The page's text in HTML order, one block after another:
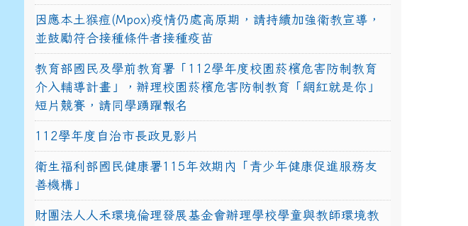
因應本土猴痘(Mpox)疫情仍處高原期，請持續加強衛教宣導，
並鼓勵符合接種條件者接種疫苗
教育部國民及學前教育署「112學年度校園菸檳危害防制教育
介入輔導計畫」，辦理校園菸檳危害防制教育「網紅就是你」
短片競賽，請同學踴躍報名
112學年度自治市長政見影片
衛生福利部國民健康署115年效期內「青少年健康促進服務友
善機構」
財團法人人禾環境倫理發展基金會辦理學校學童與教師環境教